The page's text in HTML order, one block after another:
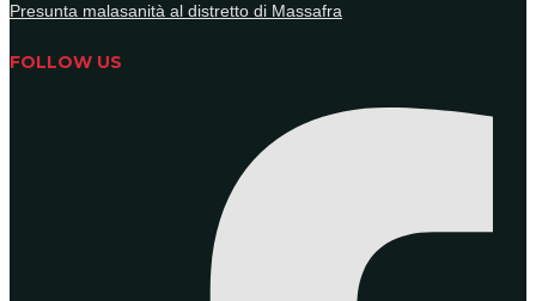
Presunta malasanità al distretto di Massafra
FOLLOW US